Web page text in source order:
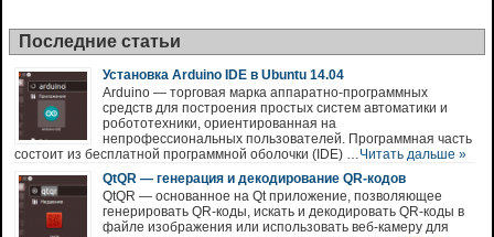
Последние статьи
Установка Arduino IDE в Ubuntu 14.04
Arduino — торговая марка аппаратно-программных
средств для построения простых систем автоматики и
робототехники, ориентированная на
непрофессиональных пользователей. Программная часть
состоит из бесплатной программной оболочки (IDE) …Читать дальше »
QtQR — генерация и декодирование QR-кодов
QtQR — основанное на Qt приложение, позволяющее
генерировать QR-коды, искать и декодировать QR-коды в
файле изображения или использовать веб-камеру для